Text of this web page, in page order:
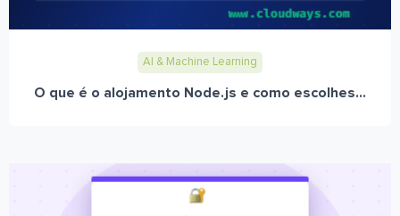
AI & Machine Learning
O que é o alojamento Node.js e como escolhes...